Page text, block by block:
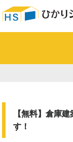
【無料】倉庫
す！